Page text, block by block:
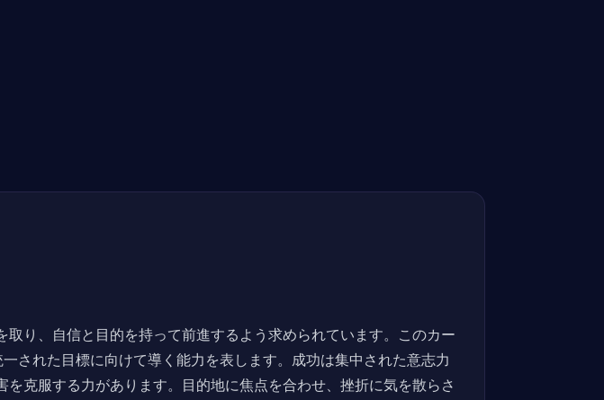
り、自信と目的を持って前進するよう求められています。このカー
された目標に向けて導く能力を表します。成功は集中された意志力
克服する力があります。目的地に焦点を合わせ、挫折に気を散らさ